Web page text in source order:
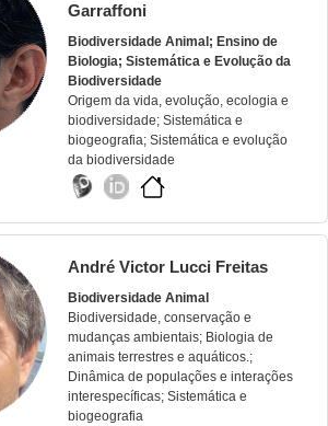
Garraffoni
Biodiversidade Animal; Ensino de
Biologia; Sistemática e Evolução da
Biodiversidade
Origem da vida, evolução, ecologia e
biodiversidade; Sistemática e
biogeografia; Sistemática e evolução
da biodiversidade
André Victor Lucci Freitas
Biodiversidade Animal
Biodiversidade, conservação e
mudanças ambientais; Biologia de
animais terrestres e aquáticos.;
Dinâmica de populações e interações
interespecíficas; Sistemática e
biogeografia